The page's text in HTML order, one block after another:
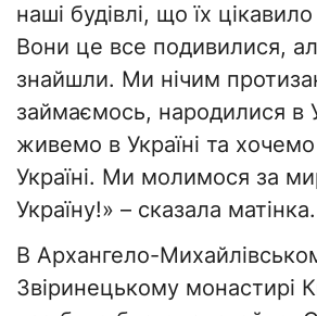
наші будівлі, що їх
Вони це все подивилися,
знайшли. Ми нічим
займаємось, народилися в
живемо в Україні та
Україні. Ми молимося за
Україну!» – сказала матінка.
В Архангело-
Звіринецькому монастирі